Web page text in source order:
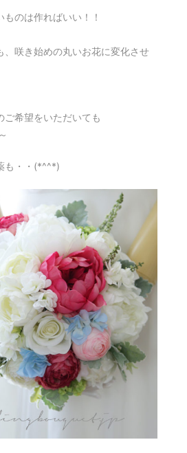
のは作ればいい！！
、咲き始めの丸いお花に変化させ
ご希望をいただいても
も・・(*^^*)